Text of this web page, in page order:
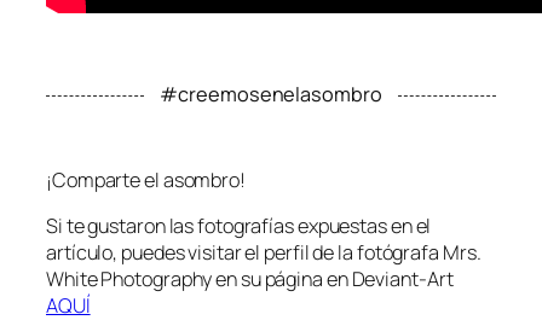
#creemosenelasombro
¡Comparte el asombro!
Si te gustaron las fotografías expuestas en el
artículo, puedes visitar el perfil de la fotógrafa Mrs.
White Photography en su página en Deviant-Art
AQUÍ